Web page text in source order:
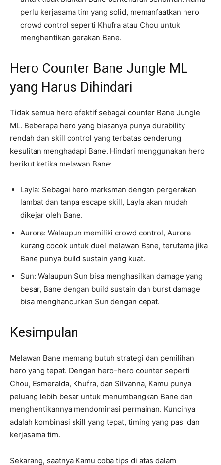
perlu kerjasama tim yang solid, memanfaatkan hero
crowd control seperti Khufra atau Chou untuk
menghentikan gerakan Bane.
Hero Counter Bane Jungle ML
yang Harus Dihindari
Tidak semua hero efektif sebagai counter Bane Jungle
ML. Beberapa hero yang biasanya punya durability
rendah dan skill control yang terbatas cenderung
kesulitan menghadapi Bane. Hindari menggunakan hero
berikut ketika melawan Bane:
Layla: Sebagai hero marksman dengan pergerakan
lambat dan tanpa escape skill, Layla akan mudah
dikejar oleh Bane.
Aurora: Walaupun memiliki crowd control, Aurora
kurang cocok untuk duel melawan Bane, terutama jika
Bane punya build sustain yang kuat.
Sun: Walaupun Sun bisa menghasilkan damage yang
besar, Bane dengan build sustain dan burst damage
bisa menghancurkan Sun dengan cepat.
Kesimpulan
Melawan Bane memang butuh strategi dan pemilihan
hero yang tepat. Dengan hero-hero counter seperti
Chou, Esmeralda, Khufra, dan Silvanna, Kamu punya
peluang lebih besar untuk menumbangkan Bane dan
menghentikannya mendominasi permainan. Kuncinya
adalah kombinasi skill yang tepat, timing yang pas, dan
kerjasama tim.
Sekarang, saatnya Kamu coba tips di atas dalam